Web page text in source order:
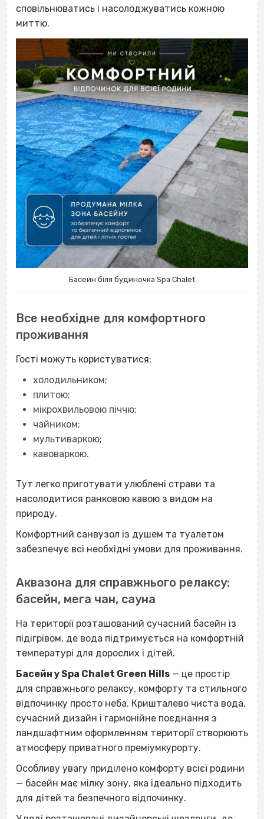
сповільнюватись і насолоджуватись кожною
миттю.
Басейн біля будиночка Spa Chalet
Все необхідне для комфортного
проживання
Гості можуть користуватися:
холодильником;
плитою;
мікрохвильовою піччю;
чайником;
мультиваркою;
кавоваркою.
Тут легко приготувати улюблені страви та
насолодитися ранковою кавою з видом на
природу.
Комфортний санвузол із душем та туалетом
забезпечує всі необхідні умови для проживання.
Аквазона для справжнього релаксу:
басейн, мега чан, сауна
На території розташований сучасний басейн із
підігрівом, де вода підтримується на комфортній
температурі для дорослих і дітей.
Басейн у Spa Chalet Green Hills — це простір
для справжнього релаксу, комфорту та стильного
відпочинку просто неба. Кришталево чиста вода,
сучасний дизайн і гармонійне поєднання з
ландшафтним оформленням території створюють
атмосферу приватного преміумкурорту.
Особливу увагу приділено комфорту всієї родини
— басейн має мілку зону, яка ідеально підходить
для дітей та безпечного відпочинку.